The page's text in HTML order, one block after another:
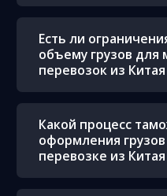
Есть ли
объему грузов для
перевозок из
Какой процесс
оформления
перевозке из